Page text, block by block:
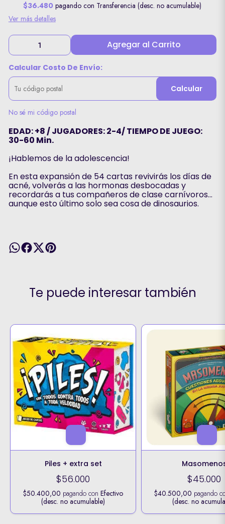
$36.480 pagando con Transferencia (desc. no acumulable)
Ver más detalles
Agregar al Carrito
Calcular Costo De Envío:
Calcular
No sé mi código postal
EDAD: +8 / JUGADORES: 2-4/ TIEMPO DE JUEGO:
30-60 Min.
¡Hablemos de la adolescencia!
En esta expansión de 54 cartas revivirás los días de
acné, volverás a las hormonas desbocadas y
recordarás a tus compañeros de clase carnívoros...
aunque esto último solo sea cosa de dinosaurios.
Te puede interesar también
Piles + extra set
$56.000
$50.400,00 pagando conEfectivo
(desc. no acumulable)
$45.000
$40.500,00 pagando
(desc. no